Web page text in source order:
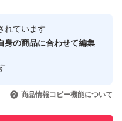
安全なユーザーです
を完了させた実績があります
れています
身の商品に合わせて編集
商品情報コピー機能について